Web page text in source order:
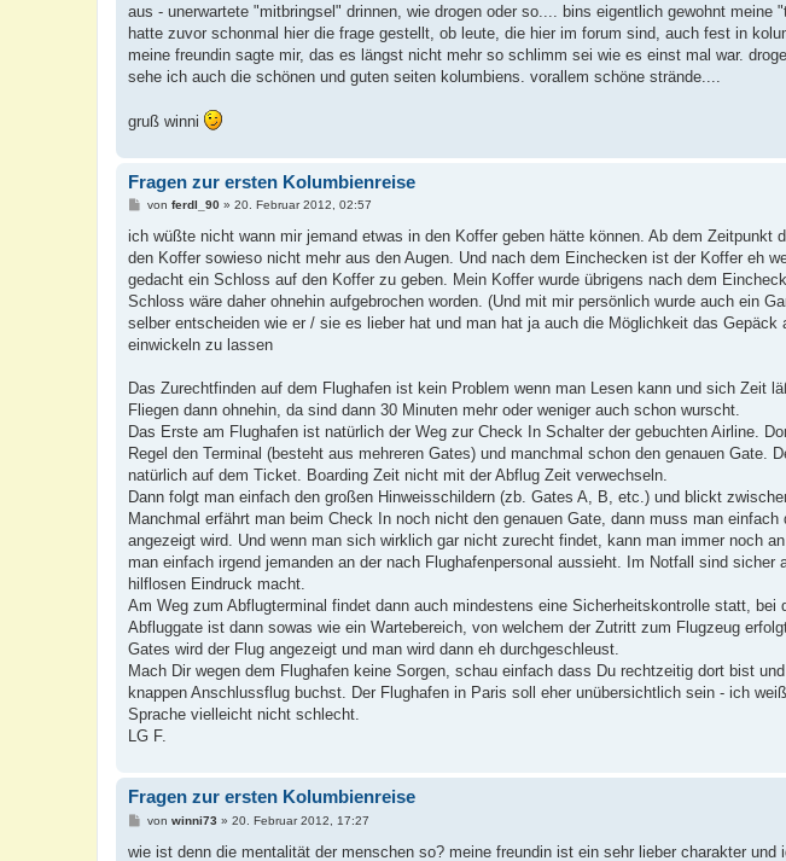
aus - unerwartete "mitbringsel" drinnen, wie drogen oder so.... bins eigentlich gewohnt meine
hatte zuvor schonmal hier die frage gestellt, ob leute, die hier im forum sind, auch fest in
meine freundin sagte mir, das es längst nicht mehr so schlimm sei wie es einst mal war.
sehe ich auch die schönen und guten seiten kolumbiens. vorallem schöne strände....
gruß winni
Fragen zur ersten Kolumbienreise
B
i
r
a
von ferdl_90» 20. Februar 2012, 02:57
ich wüßte nicht wann mir jemand etwas in den Koffer geben hätte können. Ab dem
den Koffer sowieso nicht mehr aus den Augen. Und nach dem Einchecken ist der Koffer eh
gedacht ein Schloss auf den Koffer zu geben. Mein Koffer wurde übrigens nach dem
Schloss wäre daher ohnehin aufgebrochen worden. (Und mit mir persönlich wurde auch ein
selber entscheiden wie er / sie es lieber hat und man hat ja auch die Möglichkeit das
einwickeln zu lassen
Das Zurechtfinden auf dem Flughafen ist kein Problem wenn man Lesen kann und sich Zeit
Fliegen dann ohnehin, da sind dann 30 Minuten mehr oder weniger auch schon wurscht.
Das Erste am Flughafen ist natürlich der Weg zur Check In Schalter der gebuchten Airline.
Regel den Terminal (besteht aus mehreren Gates) und manchmal schon den genauen Gate.
natürlich auf dem Ticket. Boarding Zeit nicht mit der Abflug Zeit verwechseln.
Dann folgt man einfach den großen Hinweisschildern (zb. Gates A, B, etc.) und blickt
Manchmal erfährt man beim Check In noch nicht den genauen Gate, dann muss man
angezeigt wird. Und wenn man sich wirklich gar nicht zurecht findet, kann man immer noch
man einfach irgend jemanden an der nach Flughafenpersonal aussieht. Im Notfall sind
hilflosen Eindruck macht.
Am Weg zum Abflugterminal findet dann auch mindestens eine Sicherheitskontrolle statt,
Abfluggate ist dann sowas wie ein Wartebereich, von welchem der Zutritt zum Flugzeug
Gates wird der Flug angezeigt und man wird dann eh durchgeschleust.
Mach Dir wegen dem Flughafen keine Sorgen, schau einfach dass Du rechtzeitig dort bist
knappen Anschlussflug buchst. Der Flughafen in Paris soll eher unübersichtlich sein - ich
Sprache vielleicht nicht schlecht.
LG F.
Fragen zur ersten Kolumbienreise
B
i
von winni73 » 20. Februar 2012, 17:27
wie ist denn die mentalität der menschen so? meine freundin ist ein sehr lieber charakter